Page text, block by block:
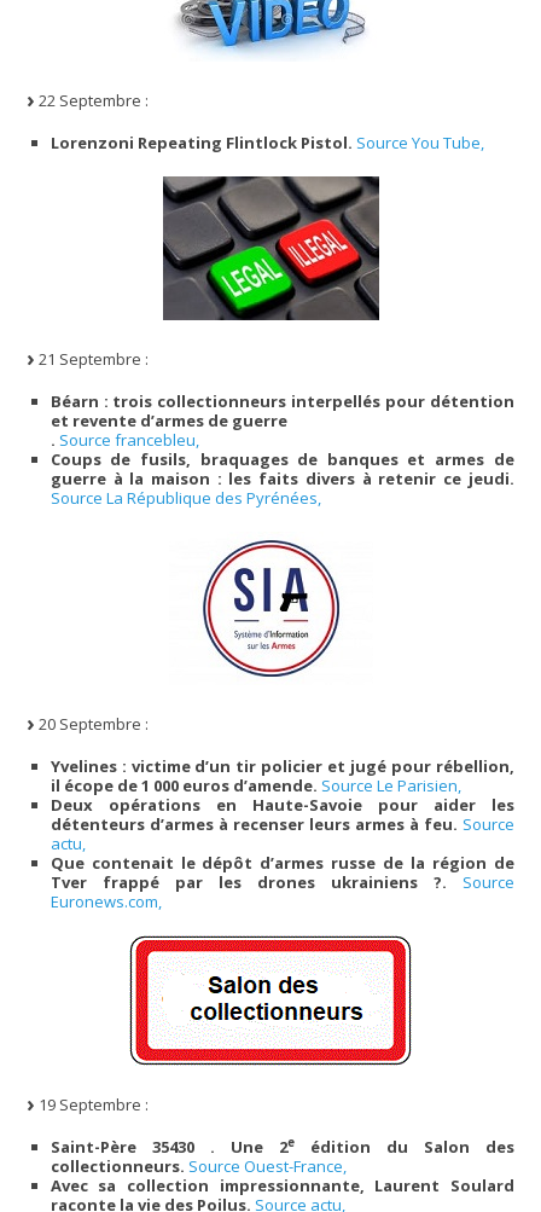
22 Septembre :
Lorenzoni Repeating Flintlock Pistol. Source You Tube,
21 Septembre :
Béarn : trois collectionneurs interpellés pour détention
et revente d’armes de guerre
. Source francebleu,
Coups de fusils, braquages de banques et armes de
guerre à la maison : les faits divers à retenir ce jeudi.
Source La République des Pyrénées,
20 Septembre :
Yvelines : victime d’un tir policier et jugé pour rébellion,
il écope de 1 000 euros d’amende. Source Le Parisien,
Deux opérations en Haute-Savoie pour aider les
détenteurs d’armes à recenser leurs armes à feu. Source
actu,
Que contenait le dépôt d’armes russe de la région de
Tver frappé par les drones ukrainiens ?. Source
Euronews.com,
19 Septembre :
Saint-Père 35430 . Une 2eédition du Salon des
collectionneurs. Source Ouest-France,
Avec sa collection impressionnante, Laurent Soulard
raconte la vie des Poilus. Source actu,